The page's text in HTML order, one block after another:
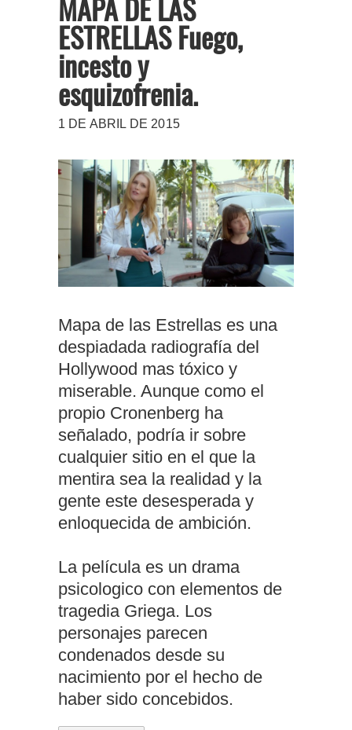
MAPA DE LAS
ESTRELLAS Fuego,
incesto y
esquizofrenia.
1 DE ABRIL DE 2015
Mapa de las Estrellas es una
despiadada radiografía del
Hollywood mas tóxico y
miserable. Aunque como el
propio Cronenberg ha
señalado, podría ir sobre
cualquier sitio en el que la
mentira sea la realidad y la
gente este desesperada y
enloquecida de ambición.
La película es un drama
psicologico con elementos de
tragedia Griega. Los
personajes parecen
condenados desde su
nacimiento por el hecho de
haber sido concebidos.